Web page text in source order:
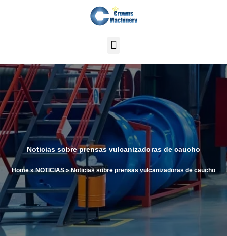
Noticias sobre prensas vulcanizadoras de caucho
Home»NOTICIAS»Noticias sobre prensas vulcanizadoras de caucho